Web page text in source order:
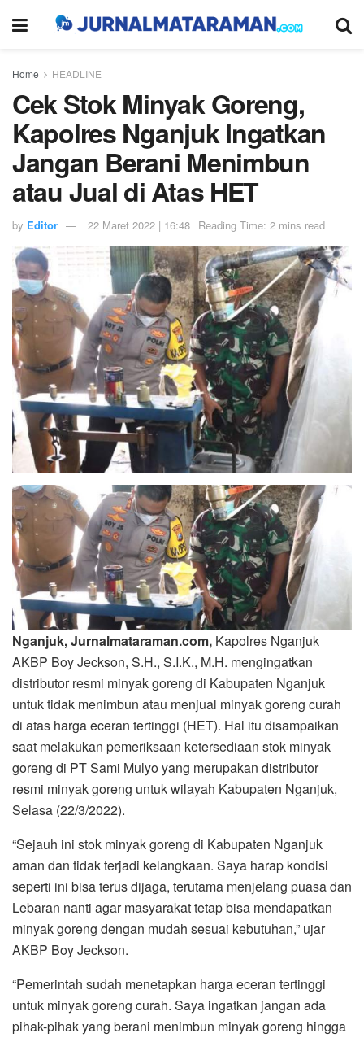
Home HEADLINE
Cek Stok Minyak Goreng,
Kapolres Nganjuk Ingatkan
Jangan Berani Menimbun
atau Jual di Atas HET
by Editor 22 Maret 2022 | 16:48 Reading Time: 2 mins read
Nganjuk, Jurnalmataraman.com, Kapolres Nganjuk
AKBP Boy Jeckson, S.H., S.I.K., M.H. mengingatkan
distributor resmi minyak goreng di Kabupaten Nganjuk
untuk tidak menimbun atau menjual minyak goreng curah
di atas harga eceran tertinggi (HET). Hal itu disampaikan
saat melakukan pemeriksaan ketersediaan stok minyak
goreng di PT Sami Mulyo yang merupakan distributor
resmi minyak goreng untuk wilayah Kabupaten Nganjuk,
Selasa (22/3/2022).
“Sejauh ini stok minyak goreng di Kabupaten Nganjuk
aman dan tidak terjadi kelangkaan. Saya harap kondisi
seperti ini bisa terus dijaga, terutama menjelang puasa dan
Lebaran nanti agar masyarakat tetap bisa mendapatkan
minyak goreng dengan mudah sesuai kebutuhan,” ujar
AKBP Boy Jeckson.
“Pemerintah sudah menetapkan harga eceran tertinggi
untuk minyak goreng curah. Saya ingatkan jangan ada
pihak-pihak yang berani menimbun minyak goreng hingga